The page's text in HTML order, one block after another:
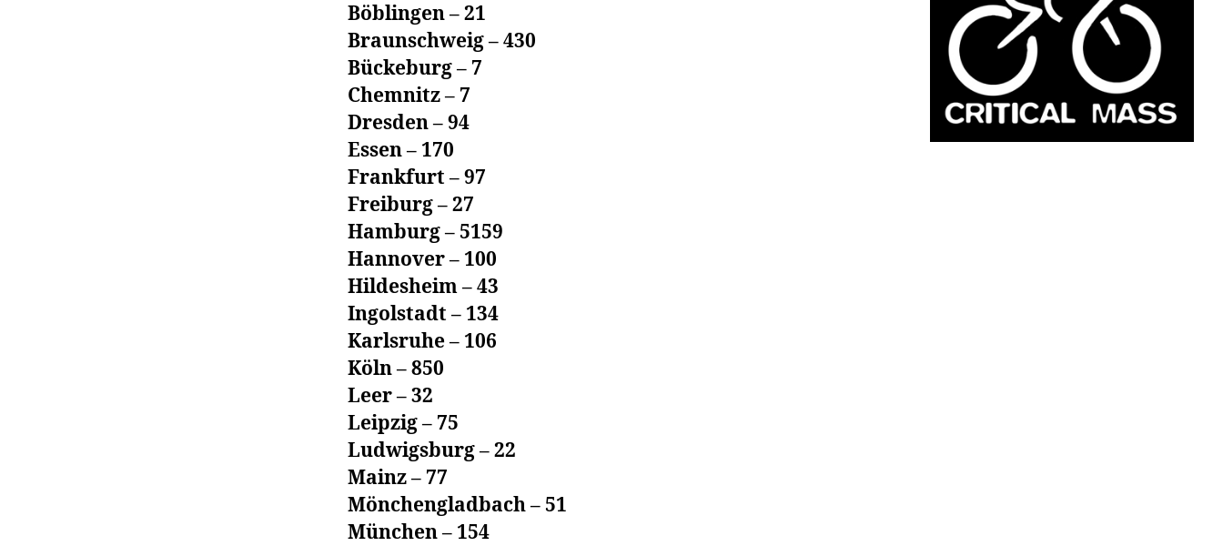
Böblingen – 21
Braunschweig – 430
Bückeburg – 7
Chemnitz – 7
Dresden – 94
Essen – 170
Frankfurt – 97
Freiburg – 27
Hamburg – 5159
Hannover – 100
Hildesheim – 43
Ingolstadt – 134
Karlsruhe – 106
Köln – 850
Leer – 32
Leipzig – 75
Ludwigsburg – 22
Mainz – 77
Mönchengladbach – 51
München – 154